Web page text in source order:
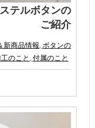
テルボタンの
ご紹介
新商品情報, ボタンの
のこと , 付属のこと